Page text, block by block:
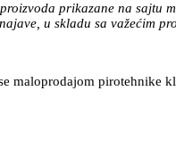
prikazane na sajtu
u skladu sa važećim
maloprodajom pirotehnike